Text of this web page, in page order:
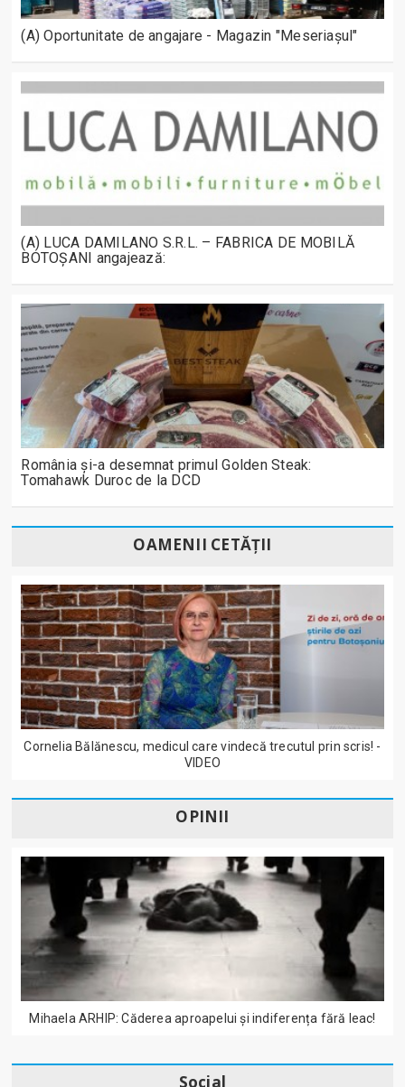
(A) Oportunitate de angajare - Magazin "Meseriașul"
(A) LUCA DAMILANO S.R.L. – FABRICA DE MOBILĂ
BOTOȘANI angajează:
România și-a desemnat primul Golden Steak:
Tomahawk Duroc de la DCD
OAMENII CETĂȚII
Cornelia Bălănescu, medicul care vindecă trecutul prin scris! -
VIDEO
OPINII
Mihaela ARHIP: Căderea aproapelui și indiferența fără leac!
Social